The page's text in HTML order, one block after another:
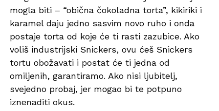
mogla biti – “obična čokoladna torta”, kikiriki i
karamel daju jedno sasvim novo ruho i onda
postaje torta od koje će ti rasti zazubice. Ako
voliš industrijski Snickers, ovu ćeš Snickers
tortu obožavati i postat će ti jedna od
omiljenih, garantiramo. Ako nisi ljubitelj,
svejedno probaj, jer mogao bi te potpuno
iznenaditi okus.